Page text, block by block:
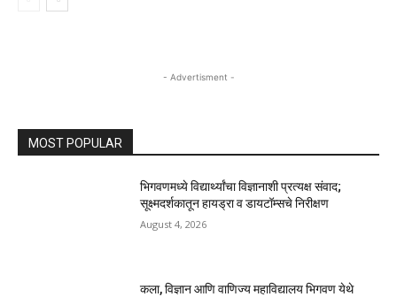
- Advertisment -
MOST POPULAR
भिगवणमध्ये विद्यार्थ्यांचा विज्ञानाशी प्रत्यक्ष संवाद;
सूक्ष्मदर्शकातून हायड्रा व डायटॉम्सचे निरीक्षण
August 4, 2026
कला, विज्ञान आणि वाणिज्य महाविद्यालय भिगवण येथे